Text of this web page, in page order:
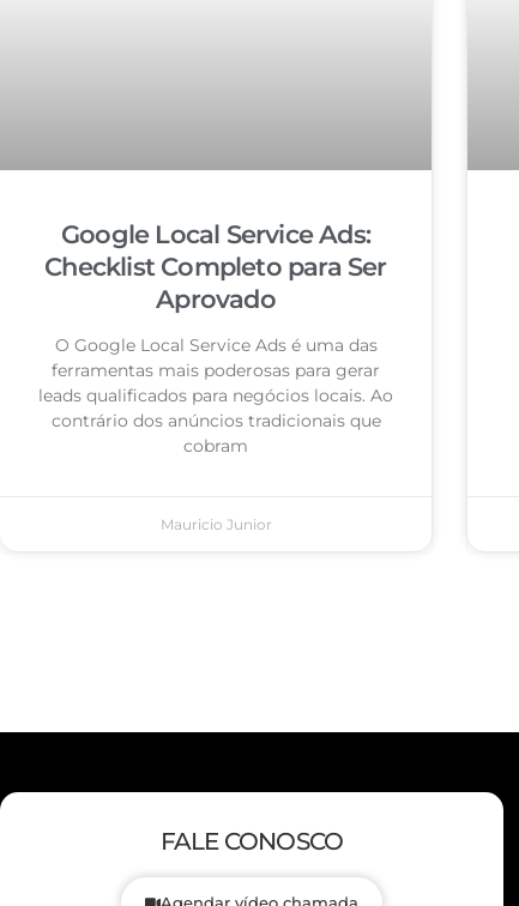
Google Local Service Ads:
Checklist Completo para Ser
Aprovado
O Google Local Service Ads é uma das
ferramentas mais poderosas para gerar
leads qualificados para negócios locais. Ao
contrário dos anúncios tradicionais que
cobram
Mauricio Junior
FALE CONOSCO